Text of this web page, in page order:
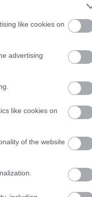
like cookies on
advertising
like cookies on
of the website
80.